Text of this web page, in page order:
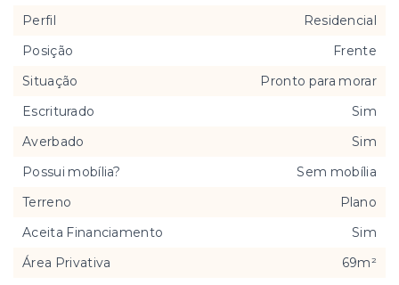
Perfil
Residencial
Posição
Frente
Situação
Pronto para morar
Escriturado
Sim
Averbado
Sim
Possui mobília?
Sem mobília
Terreno
Plano
Aceita Financiamento
Sim
Área Privativa
69m²